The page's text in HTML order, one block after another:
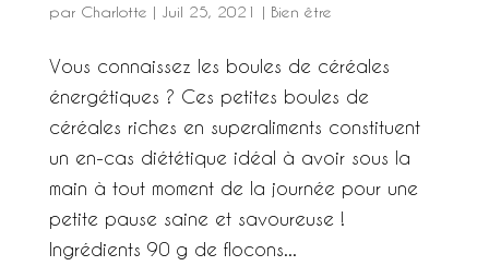
par Charlotte | Juil 25, 2021 | Bien être
Vous connaissez les boules de céréales
énergétiques ? Ces petites boules de
céréales riches en superaliments constituent
un en-cas diététique idéal à avoir sous la
main à tout moment de la journée pour une
petite pause saine et savoureuse !
Ingrédients 90 g de flocons...